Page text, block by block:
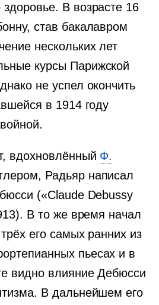
В возрасте 16
став бакалавром
нескольких лет
курсы Парижской
не успел окончить
в 1914 году
вдохновлённый Ф.
Радьяр написал
(«Claude Debussy
В то же время начал
его самых ранних из
пьесах и в
видно влияние Дебюсси
В дальнейшем его